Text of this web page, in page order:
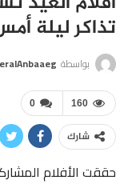
تذاكر ليلة
بواسطة
0 160
شارك
حققت الأفلام